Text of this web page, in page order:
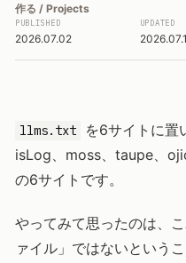
作る / Projects
PUBLISHED
2026.07.02
UPDATED
llms.txt
を6サイトに置
isLog、moss、taupe、
の6サイトです。
やってみて思ったのは、
ァイル」ではないというこ